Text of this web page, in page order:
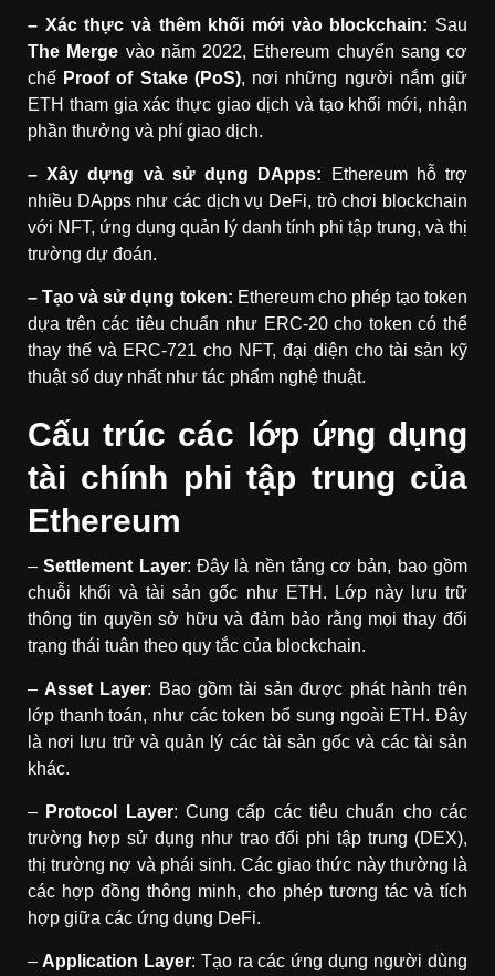
– Xác thực và thêm khối mới vào blockchain: Sau
The Merge vào năm 2022, Ethereum chuyển sang cơ
chế Proof of Stake (PoS), nơi những người nắm giữ
ETH tham gia xác thực giao dịch và tạo khối mới, nhận
phần thưởng và phí giao dịch.
– Xây dựng và sử dụng DApps:
Ethereum hỗ trợ
nhiều DApps như các dịch vụ DeFi, trò chơi blockchain
với NFT, ứng dụng quản lý danh tính phi tập trung, và thị
trường dự đoán.
– Tạo và sử dụng token: Ethereum cho phép tạo token
dựa trên các tiêu chuẩn như ERC-20 cho token có thể
thay thế và ERC-721 cho NFT, đại diện cho tài sản kỹ
thuật số duy nhất như tác phẩm nghệ thuật.
Cấu trúc các lớp ứng dụng
tài chính phi tập trung của
Ethereum
–Settlement Layer: Đây là nền tảng cơ bản, bao gồm
chuỗi khối và tài sản gốc như ETH. Lớp này lưu trữ
thông tin quyền sở hữu và đảm bảo rằng mọi thay đổi
trạng thái tuân theo quy tắc của blockchain.
– Asset Layer: Bao gồm tài sản được phát hành trên
lớp thanh toán, như các token bổ sung ngoài ETH. Đây
là nơi lưu trữ và quản lý các tài sản gốc và các tài sản
khác.
– Protocol Layer: Cung cấp các tiêu chuẩn cho các
trường hợp sử dụng như trao đổi phi tập trung (DEX),
thị trường nợ và phái sinh. Các giao thức này thường là
các hợp đồng thông minh, cho phép tương tác và tích
hợp giữa các ứng dụng DeFi.
– Application Layer: Tạo ra các ứng dụng người dùng